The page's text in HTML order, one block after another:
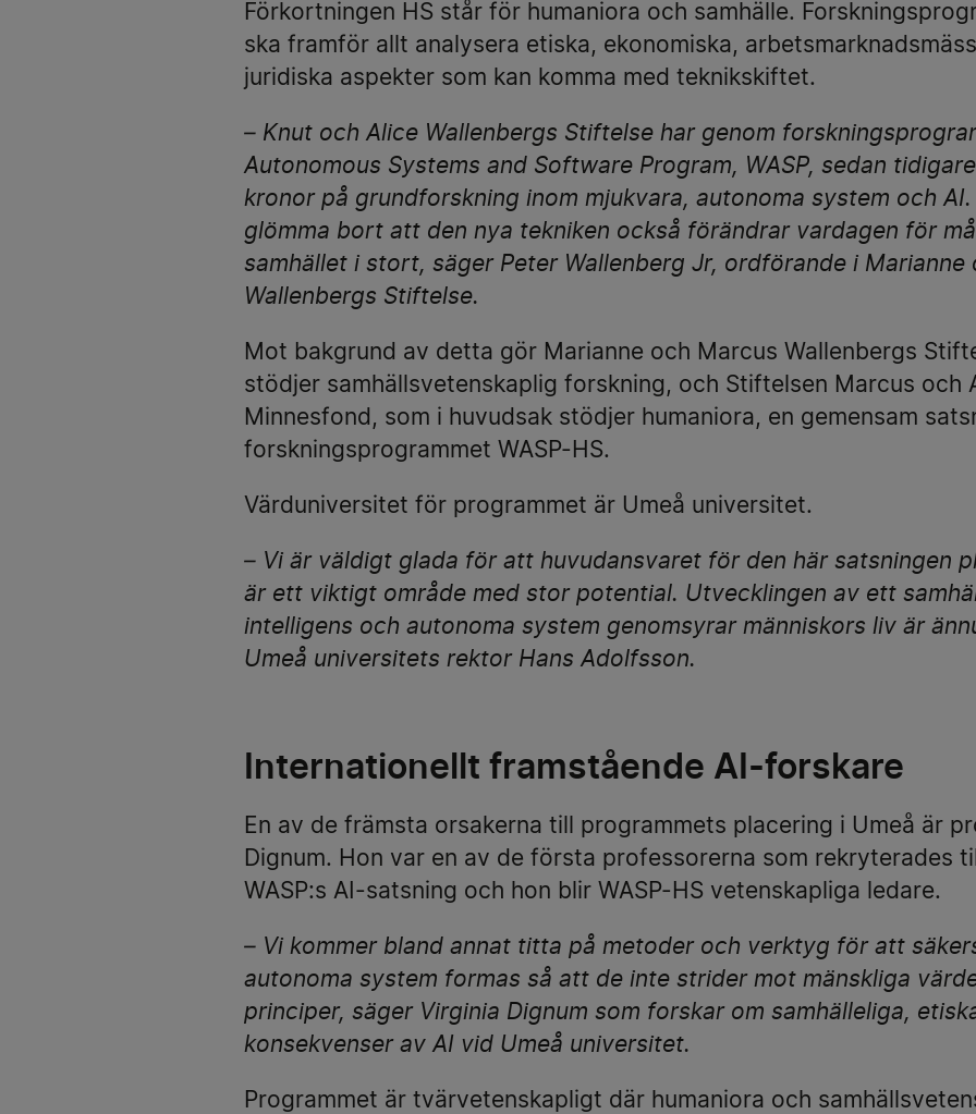
Förkortningen HS står för humaniora och samhälle.
ska framför allt analysera etiska, ekonomiska,
juridiska aspekter som kan komma med teknikskiftet.
– Knut och Alice Wallenbergs Stiftelse har genom
Autonomous Systems and Software Program, WASP, sedan
kronor på grundforskning inom mjukvara, autonoma system och
glömma bort att den nya tekniken också förändrar vardagen för
samhället i stort, säger Peter Wallenberg Jr, ordförande i Marianne
Wallenbergs Stiftelse.
Mot bakgrund av detta gör Marianne och Marcus Wallenbergs
stödjer samhällsvetenskaplig forskning, och Stiftelsen Marcus och
Minnesfond, som i huvudsak stödjer humaniora, en gemensam
forskningsprogrammet WASP-HS.
Värduniversitet för programmet är Umeå universitet.
– Vi är väldigt glada för att huvudansvaret för den här satsningen
är ett viktigt område med stor potential. Utvecklingen av ett
intelligens och autonoma system genomsyrar människors liv är
Umeå universitets rektor Hans Adolfsson.
Internationellt framstående AI-forskare
En av de främsta orsakerna till programmets placering i Umeå är
Dignum. Hon var en av de första professorerna som rekryterades
WASP:s AI-satsning och hon blir WASP-HS vetenskapliga ledare.
– Vi kommer bland annat titta på metoder och verktyg för att
autonoma system formas så att de inte strider mot mänskliga
principer, säger Virginia Dignum som forskar om samhälleliga,
konsekvenser av AI vid Umeå universitet.
Programmet är tvärvetenskapligt där humaniora och